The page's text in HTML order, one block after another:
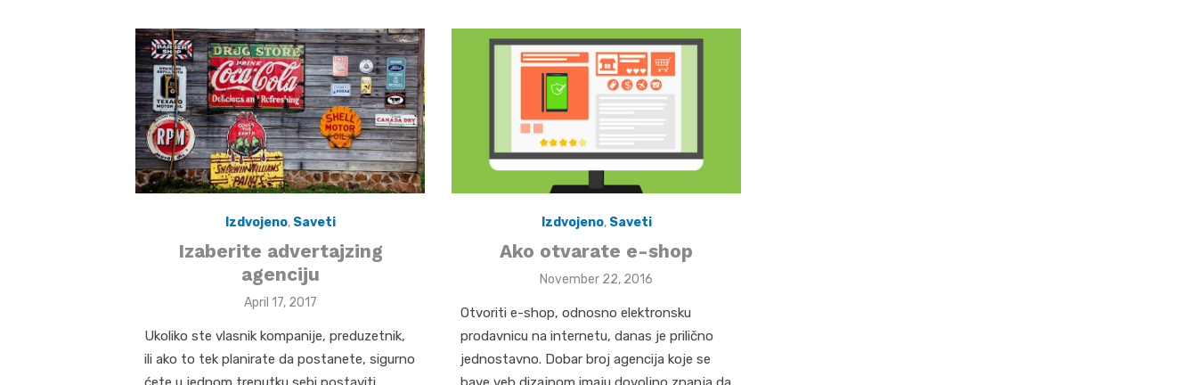
Izdvojeno, Saveti
Izaberite advertajzing
agenciju
Posted
April 17, 2017
Ukoliko ste vlasnik kompanije, preduzetnik,
ili ako to tek planirate da postanete, sigurno
Izdvojeno, Saveti
Ako otvarate e-shop
Posted
November 22, 2016
Otvoriti e-shop, odnosno elektronsku
prodavnicu na internetu, danas je prilično
jednostavno. Dobar broj agencija koje se